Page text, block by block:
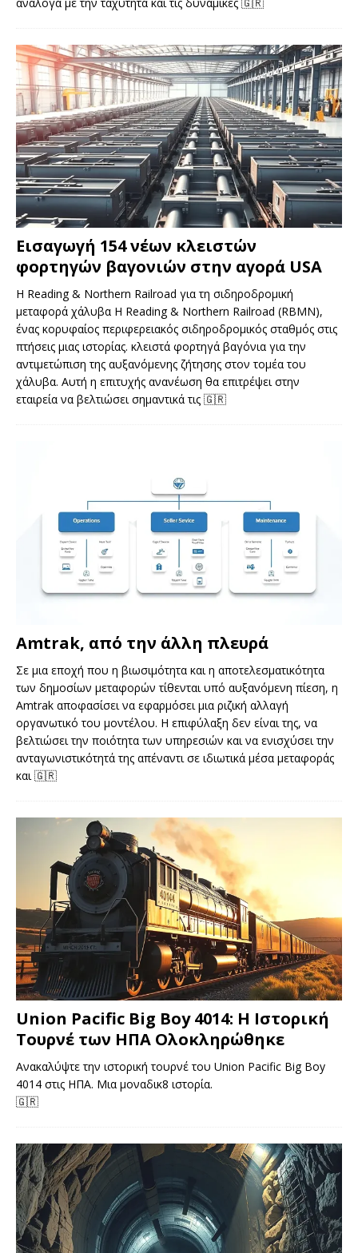
Εισαγωγή 154 νέων κλειστών
φορτηγών βαγονιών στην αγορά USA
Η Reading & Northern Railroad για τη σιδηροδρομική
μεταφορά χάλυβα Η Reading & Northern Railroad (RBMN),
ένας κορυφαίος περιφερειακός σιδηροδρομικός σταθμός στις
πτήσεις μιας ιστορίας. κλειστά φορτηγά βαγόνια για την
αντιμετώπιση της αυξανόμενης ζήτησης στον τομέα του
χάλυβα. Αυτή η επιτυχής ανανέωση θα επιτρέψει στην
εταιρεία να βελτιώσει σημαντικά τις 🇬🇷
Amtrak, από την άλλη πλευρά
Σε μια εποχή που η βιωσιμότητα και η αποτελεσματικότητα
των δημοσίων μεταφορών τίθενται υπό αυξανόμενη πίεση, η
Amtrak αποφασίσει να εφαρμόσει μια ριζική αλλαγή
οργανωτικό του μοντέλου. Η επιφύλαξη δεν είναι της, να
βελτιώσει την ποιότητα των υπηρεσιών και να ενισχύσει την
ανταγωνιστικότητά της απέναντι σε ιδιωτικά μέσα μεταφοράς
και 🇬🇷
Union Pacific Big Boy 4014: Η Ιστορική
Τουρνέ των ΗΠΑ Ολοκληρώθηκε
Ανακαλύψτε την ιστορική τουρνέ του Union Pacific Big Boy
4014 στις ΗΠΑ. Μια μοναδικ8 ιστορία.
🇬🇷